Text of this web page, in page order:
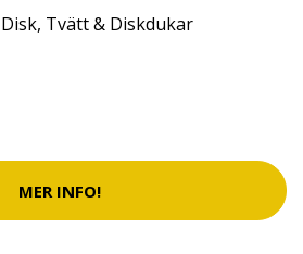
, Tvätt & Diskdukar
MER INFO!